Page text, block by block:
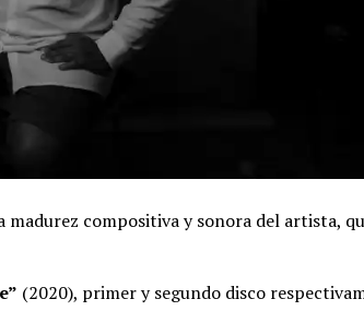
madurez compositiva y sonora del artista,
(2020), primer y segundo disco